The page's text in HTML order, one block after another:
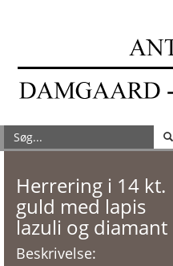
Herrering i 14 kt.
guld med lapis
lazuli og diamant
Beskrivelse: